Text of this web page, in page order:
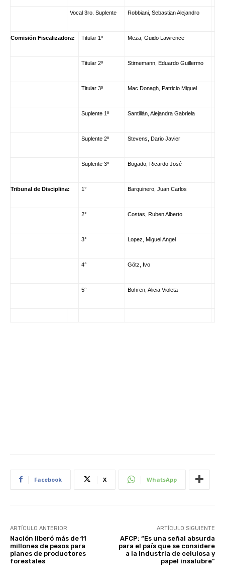
Vocal 3ro. Suplente Robbiani, Sebastian Alejandro
Comisión Fiscalizadora: Titular 1º Meza, Guido Lawrence
Titular 2º Stirnemann, Eduardo Guillermo
Titular 3º Mac Donagh, Patricio Miguel
Suplente 1º Santillán, Alejandra Gabriela
Suplente 2º Stevens, Dario Javier
Suplente 3º Bogado, Ricardo José
Tribunal de Disciplina: 1° Barquinero, Juan Carlos
2° Costas, Ruben Alberto
3° Lopez, Miguel Angel
4° Götz, Ivo
5° Bohren, Alicia Violeta
Facebook X WhatsApp
ARTÍCULO ANTERIOR
Nación liberó más de 11
millones de pesos para
planes de productores
forestales
ARTÍCULO SIGUIENTE
AFCP: “Es una señal absurda
para el país que se considere
a la industria de celulosa y
papel insalubre”